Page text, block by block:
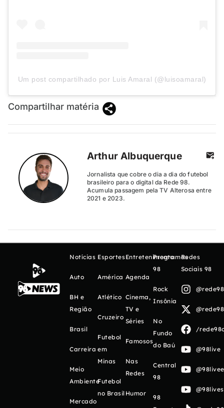
Um post compartilhado por Luis Amaral (@luisoamaral)
Compartilhar matéria
Arthur Albuquerque
Jornalista que cobre o dia a dia do futebol
brasileiro para o digital da Rede 98.
Acumula passagem pela TV Alterosa entre
2021 e 2023.
Notícias
Auto
BH e
Região
Brasil
Carreira
Meio
Ambiente
Mercado
Esportes
América
Atlético
Cruzeiro
Futebol
em
Minas
Futebol
no Brasil
Entretenimento
Agenda
Cinema,
TV e
Séries
Famosos
Nas
Redes
Humor
Programas
98
Rock
Insônia
No
Fundo
do Baú
Central
98
98
Redes
Sociais 98
/
@98live